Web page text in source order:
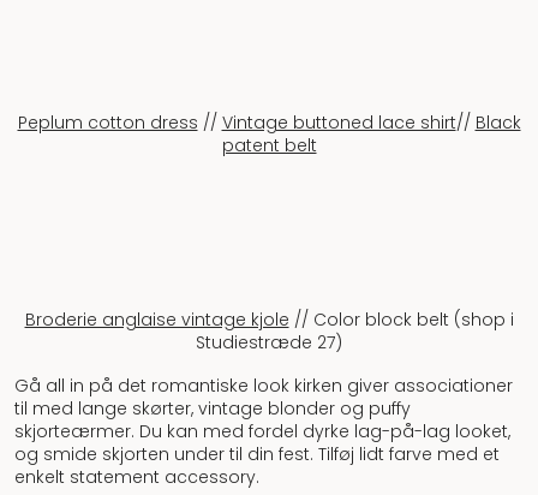
Peplum cotton dress // Vintage buttoned lace shirt// Black
patent belt
Broderie anglaise vintage kjole // Color block belt (shop i
Studiestræde 27)
Gå all in på det romantiske look kirken giver associationer
til med lange skørter, vintage blonder og puffy
skjorteærmer. Du kan med fordel dyrke lag-på-lag looket,
og smide skjorten under til din fest. Tilføj lidt farve med et
enkelt statement accessory.